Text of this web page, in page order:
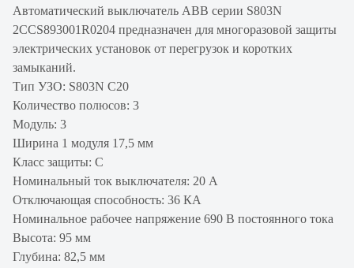
Автоматический выключатель ABB серии S803N
2CCS893001R0204 предназначен для многоразовой защиты
электрических установок от перегрузок и коротких
замыканий.
Тип УЗО: S803N C20
Количество полюсов: 3
Модуль: 3
Ширина 1 модуля 17,5 мм
Класс защиты: C
Номинальный ток выключателя: 20 А
Отключающая способность: 36 КА
Номинальное рабочее напряжение 690 В постоянного тока
Высота: 95 мм
Глубина: 82,5 мм